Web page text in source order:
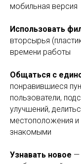
мобильная версия
Использовать
вторсырья
времени работы
Общаться с
понравившиеся
пользователи,
улучшений,
местоположения
знакомыми
Узнавать новое —